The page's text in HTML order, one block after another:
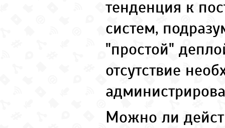
тенденция к
систем,
"простой"
отсутствие
Можно ли